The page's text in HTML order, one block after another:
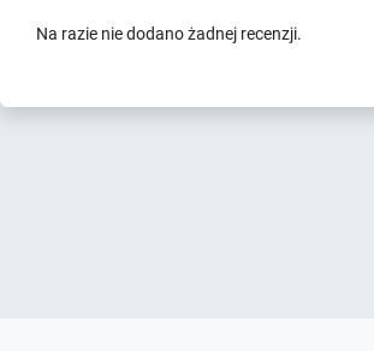
Na razie nie dodano żadnej recenzji.